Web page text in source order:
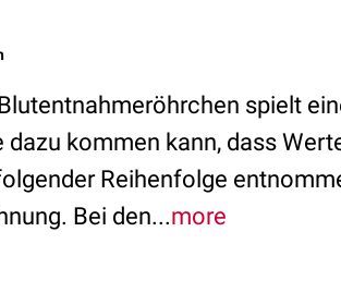
spielt
kommen kann, dass
Reihenfolge
Bei den...more